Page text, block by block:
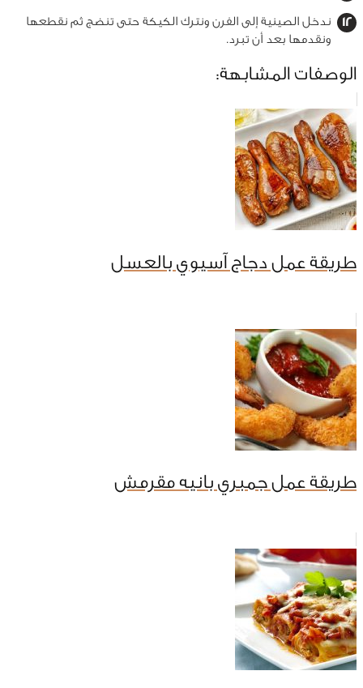
ندخل الصينية إلى الفرن ونترك الكيكة حتى تنضج ثم نقطعها
ونقدمها بعد أن تبرد.
الوصفات المشابهة:
طريقة عمل دجاج آسيوي بالعسل
طريقة عمل جمبري بانيه مقرمش